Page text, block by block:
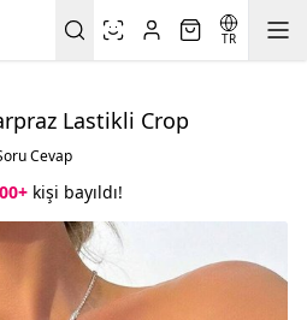
TR
Lastikli Crop
Cevap
kişi bayıldı!